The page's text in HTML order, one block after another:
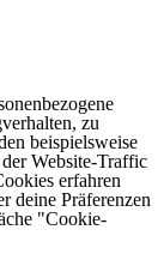
zu
beispielsweise
Website-Traffic
erfahren
deine Präferenzen
"Cookie-